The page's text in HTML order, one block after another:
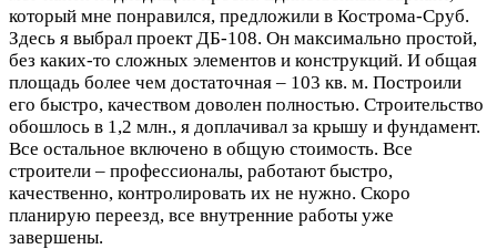
который мне понравился, предложили в Кострома-Сруб.
Здесь я выбрал проект ДБ-108. Он максимально простой,
без каких-то сложных элементов и конструкций. И общая
площадь более чем достаточная – 103 кв. м. Построили
его быстро, качеством доволен полностью. Строительство
обошлось в 1,2 млн., я доплачивал за крышу и фундамент.
Все остальное включено в общую стоимость. Все
строители – профессионалы, работают быстро,
качественно, контролировать их не нужно. Скоро
планирую переезд, все внутренние работы уже
завершены.